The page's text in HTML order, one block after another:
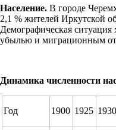
Население. В городе
2,1 % жителей Иркутской
Демогра­фическая ситуация
убылью и миграци­онным
Динамика численности
Год 1900 1925 1930